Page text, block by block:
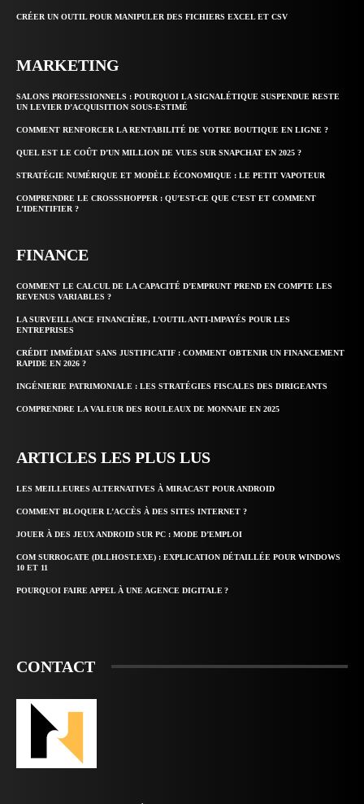
CRÉER UN OUTIL POUR MANIPULER DES FICHIERS EXCEL ET CSV
MARKETING
SALONS PROFESSIONNELS : POURQUOI LA SIGNALÉTIQUE SUSPENDUE RESTE
UN LEVIER D’ACQUISITION SOUS-ESTIMÉ
COMMENT RENFORCER LA RENTABILITÉ DE VOTRE BOUTIQUE EN LIGNE ?
QUEL EST LE COÛT D’UN MILLION DE VUES SUR SNAPCHAT EN 2025 ?
STRATÉGIE NUMÉRIQUE ET MODÈLE ÉCONOMIQUE : LE PETIT VAPOTEUR
COMPRENDRE LE CROSSSHOPPER : QU’EST-CE QUE C’EST ET COMMENT
L’IDENTIFIER ?
FINANCE
COMMENT LE CALCUL DE LA CAPACITÉ D’EMPRUNT PREND EN COMPTE LES
REVENUS VARIABLES ?
LA SURVEILLANCE FINANCIÈRE, L’OUTIL ANTI-IMPAYÉS POUR LES
ENTREPRISES
CRÉDIT IMMÉDIAT SANS JUSTIFICATIF : COMMENT OBTENIR UN FINANCEMENT
RAPIDE EN 2026 ?
INGÉNIERIE PATRIMONIALE : LES STRATÉGIES FISCALES DES DIRIGEANTS
COMPRENDRE LA VALEUR DES ROULEAUX DE MONNAIE EN 2025
ARTICLES LES PLUS LUS
LES MEILLEURES ALTERNATIVES À MIRACAST POUR ANDROID
COMMENT BLOQUER L’ACCÈS À DES SITES INTERNET ?
JOUER À DES JEUX ANDROID SUR PC : MODE D’EMPLOI
COM SURROGATE (DLLHOST.EXE) : EXPLICATION DÉTAILLÉE POUR WINDOWS
10 ET 11
POURQUOI FAIRE APPEL À UNE AGENCE DIGITALE ?
CONTACT